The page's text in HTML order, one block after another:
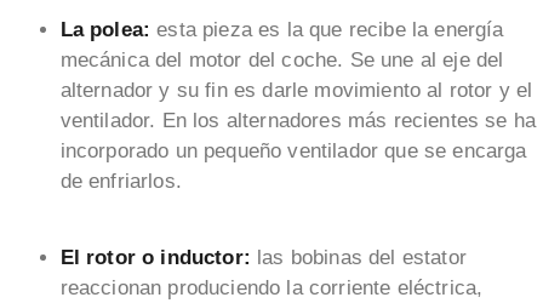
La polea: esta pieza es la que recibe la energía
mecánica del motor del coche. Se une al eje del
alternador y su fin es darle movimiento al rotor y el
ventilador. En los alternadores más recientes se ha
incorporado un pequeño ventilador que se encarga
de enfriarlos.
El rotor o inductor: las bobinas del estator
reaccionan produciendo la corriente eléctrica,